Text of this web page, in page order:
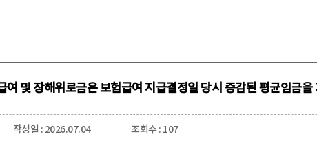
여 및 장해위로금은 보험급여 지급결정일 당시 증감된 평균임금
작성일 : 2026.07.04 조회수 : 107